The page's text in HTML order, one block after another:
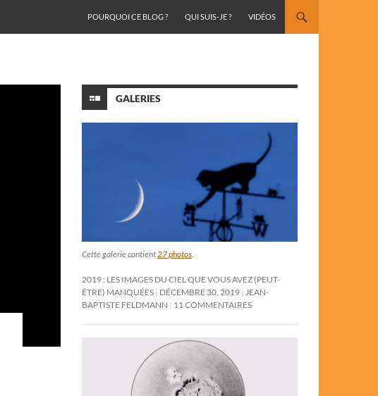
POURQUOI CE BLOG ?
QUI SUIS-JE ? VIDÉOS
GALERIES
Cette galerie contient27 photos.
2019 : LES IMAGES DU CIEL QUE VOUS AVEZ (PEUT-
ÊTRE) MANQUÉES DÉCEMBRE 30, 2019 JEAN-
BAPTISTE FELDMANN
11 COMMENTAIRES